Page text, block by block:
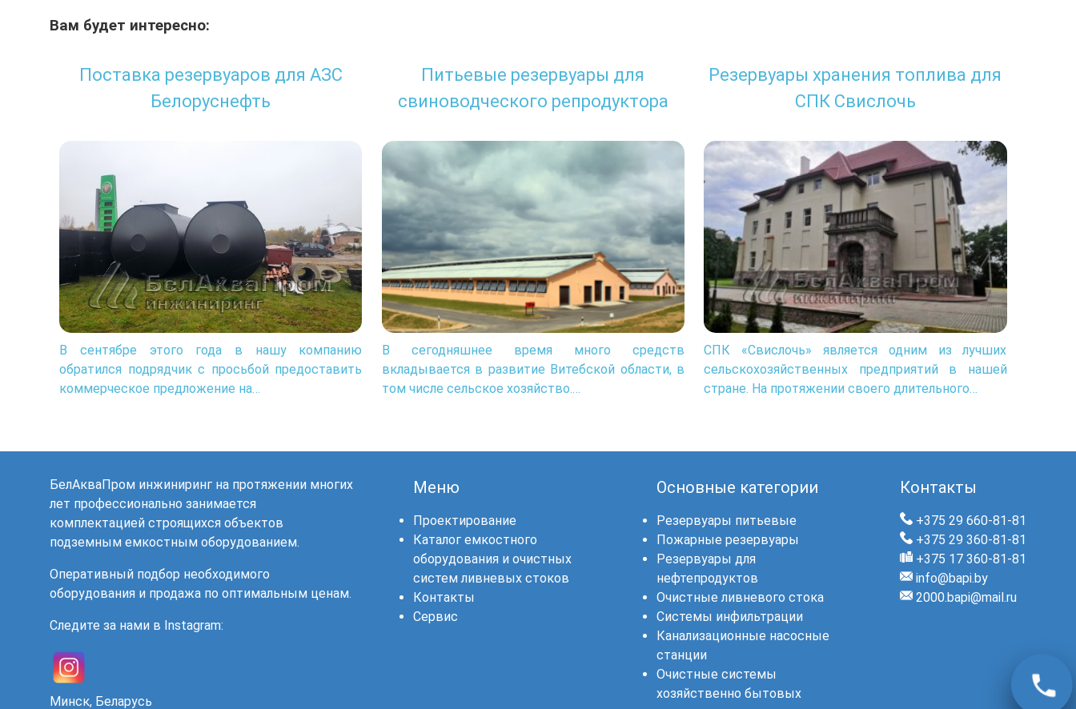
Вам будет интересно:
Поставка резервуаров для АЗС
Белоруснефть
В сентябре этого года в нашу компанию
обратился подрядчик с просьбой предоставить
коммерческое предложение на…
Питьевые резервуары для
свиноводческого репродуктора
В сегодняшнее время много средств
вкладывается в развитие Витебской области, в
том числе сельское хозяйство.…
Резервуары хранения топлива для
СПК Свислочь
СПК «Свислочь» является одним из лучших
сельскохозяйственных предприятий в нашей
стране. На протяжении своего длительного…
БелАкваПром инжиниринг на протяжении многих
лет профессионально занимается
комплектацией строящихся объектов
подземным емкостным оборудованием.
Оперативный подбор необходимого
оборудования и продажа по оптимальным ценам.
Следите за нами в Instagram:
Минск, Беларусь
Меню
Проектирование
Каталог емкостного
оборудования и очистных
систем ливневых стоков
Контакты
Сервис
Основные категории
Резервуары питьевые
Пожарные резервуары
Резервуары для
нефтепродуктов
Очистные ливневого стока
Системы инфильтрации
Канализационные насосные
станции
Очистные системы
хозяйственно бытовых
Контакты
+375 29 660-81-81
+375 29 360-81-81
+375 17 360-81-81
info@bapi.by
2000.bapi@mail.ru